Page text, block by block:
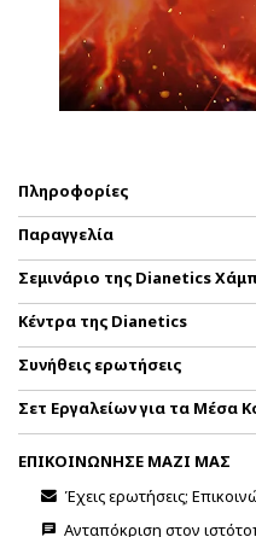
Πληροφορίες
Παραγγελία
Σεμινάριο της Dianetics
Κέντρα της Dianetics
Συνήθεις ερωτήσεις
Σετ Εργαλείων για τα Μέσα
ΕΠΙΚΟΙΝΩΝΗΣΕ ΜΑΖΙ ΜΑΣ
Έχεις ερωτήσεις;
Ανταπόκριση στον